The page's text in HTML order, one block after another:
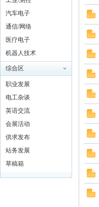
汽车电子
通信/网络
医疗电子
机器人技术
综合区
职业发展
电工杂谈
英语交流
会展活动
供求发布
站务发展
草稿箱